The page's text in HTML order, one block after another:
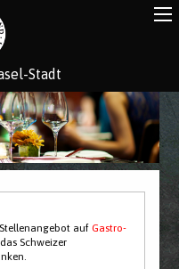
Stadt
aufGastro-
Schweizer